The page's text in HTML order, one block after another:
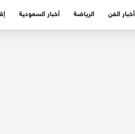
أخبار الفن الرياضة أخبار السعودية